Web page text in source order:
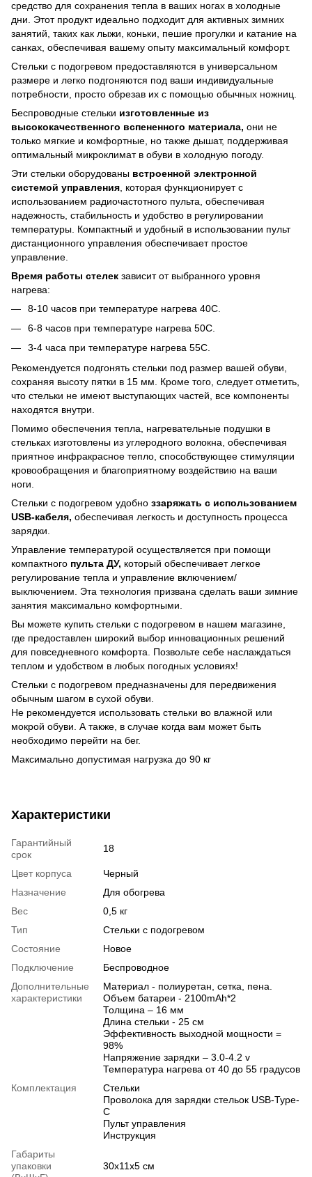
средство для сохранения тепла в ваших ногах в холодные
дни. Этот продукт идеально подходит для активных зимних
занятий, таких как лыжи, коньки, пешие прогулки и катание на
санках, обеспечивая вашему опыту максимальный комфорт.
Стельки с подогревом предоставляются в универсальном
размере и легко подгоняются под ваши индивидуальные
потребности, просто обрезав их с помощью обычных ножниц.
Беспроводные стельки изготовленные из
высококачественного вспененного материала, они не
только мягкие и комфортные, но также дышат, поддерживая
оптимальный микроклимат в обуви в холодную погоду.
Эти стельки оборудованы встроенной электронной
системой управления , которая функционирует с
использованием радиочастотного пульта, обеспечивая
надежность, стабильность и удобство в регулировании
температуры. Компактный и удобный в использовании пульт
дистанционного управления обеспечивает простое
управление.
Время работы стелек зависит от выбранного уровня
нагрева:
8-10 часов при температуре нагрева 40C.
6-8 часов при температуре нагрева 50C.
3-4 часа при температуре нагрева 55C.
Рекомендуется подгонять стельки под размер вашей обуви,
сохраняя высоту пятки в 15 мм. Кроме того, следует отметить,
что стельки не имеют выступающих частей, все компоненты
находятся внутри.
Помимо обеспечения тепла, нагревательные подушки в
стельках изготовлены из углеродного волокна, обеспечивая
приятное инфракрасное тепло, способствующее стимуляции
кровообращения и благоприятному воздействию на ваши
ноги.
Стельки с подогревом удобно ззаряжать с использованием
USB-кабеля, обеспечивая легкость и доступность процесса
зарядки.
Управление температурой осуществляется при помощи
компактного пульта ДУ, который обеспечивает легкое
регулирование тепла и управление включением/
выключением. Эта технология призвана сделать ваши зимние
занятия максимально комфортными.
Вы можете купить стельки с подогревом в нашем магазине,
где предоставлен широкий выбор инновационных решений
для повседневного комфорта. Позвольте себе наслаждаться
теплом и удобством в любых погодных условиях!
Стельки с подогревом предназначены для передвижения
обычным шагом в сухой обуви.
Не рекомендуется использовать стельки во влажной или
мокрой обуви. А также, в случае когда вам может быть
необходимо перейти на бег.
Максимально допустимая нагрузка до 90 кг
Характеристики
Гарантийный
срок
18
Цвет корпуса
Черный
Назначение
Для обогрева
Вес
0,5 кг
Тип
Стельки с подогревом
Состояние
Новое
Подключение
Беспроводное
Дополнительные
характеристики
Материал - полиуретан, сетка, пена.
Объем батареи - 2100mAh*2
Толщина – 16 мм
Длина стельки - 25 см
Эффективность выходной мощности =
98%
Напряжение зарядки – 3.0-4.2 v
Температура нагрева от 40 до 55 градусов
Комплектация
Стельки
Проволока для зарядки стельок USB-Type-
C
Пульт управления
Инструкция
Габариты
упаковки
30х11х5 см